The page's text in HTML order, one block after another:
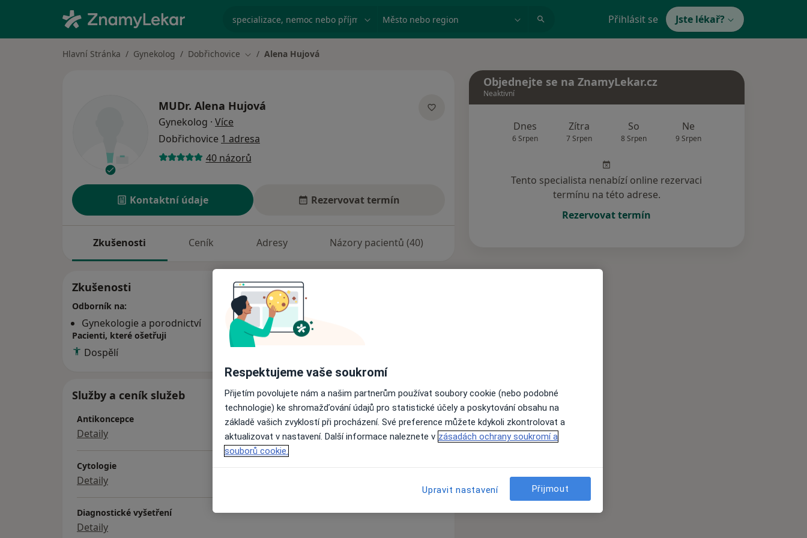
specializace, nemoc nebo příjmení Město nebo region Přihlásit se Jste lékař?
Hlavní Stránka Gynekolog Dobřichovice Změna města
Alena Hujová
MUDr. Alena Hujová
Gynekolog · Více
Dobřichovice 1 adresa
40 názorů
Kontaktní údaje Rezervovat termín
Zkušenosti Ceník Adresy Názory pacientů (40)
Zkušenosti
Odborník na:
Gynekologie a porodnictví
Pacienti, které ošetřuji
Dospělí
Služby a ceník služeb
Antikoncepce
Detaily
Cytologie
Detaily
Diagnostické vyšetření
Detaily
Objednejte se na ZnamyLekar.cz
Neaktivní
Dnes
6 Srpen
Zítra
7 Srpen
So
8 Srpen
Ne
9 Srpen
Tento specialista nenabízí online rezervaci
termínu na této adrese.
Rezervovat termín
Respektujeme vaše soukromí
Přijetím povolujete nám a našim partnerům používat soubory cookie (nebo podobné
technologie) ke shromažďování údajů pro statistické účely a poskytování obsahu na
základě vašich zvyklostí při procházení. Své preference můžete kdykoli zkontrolovat a
aktualizovat v nastavení. Další informace naleznete v zásadách ochrany soukromí a
souborů cookie.
Upravit nastavení Přijmout